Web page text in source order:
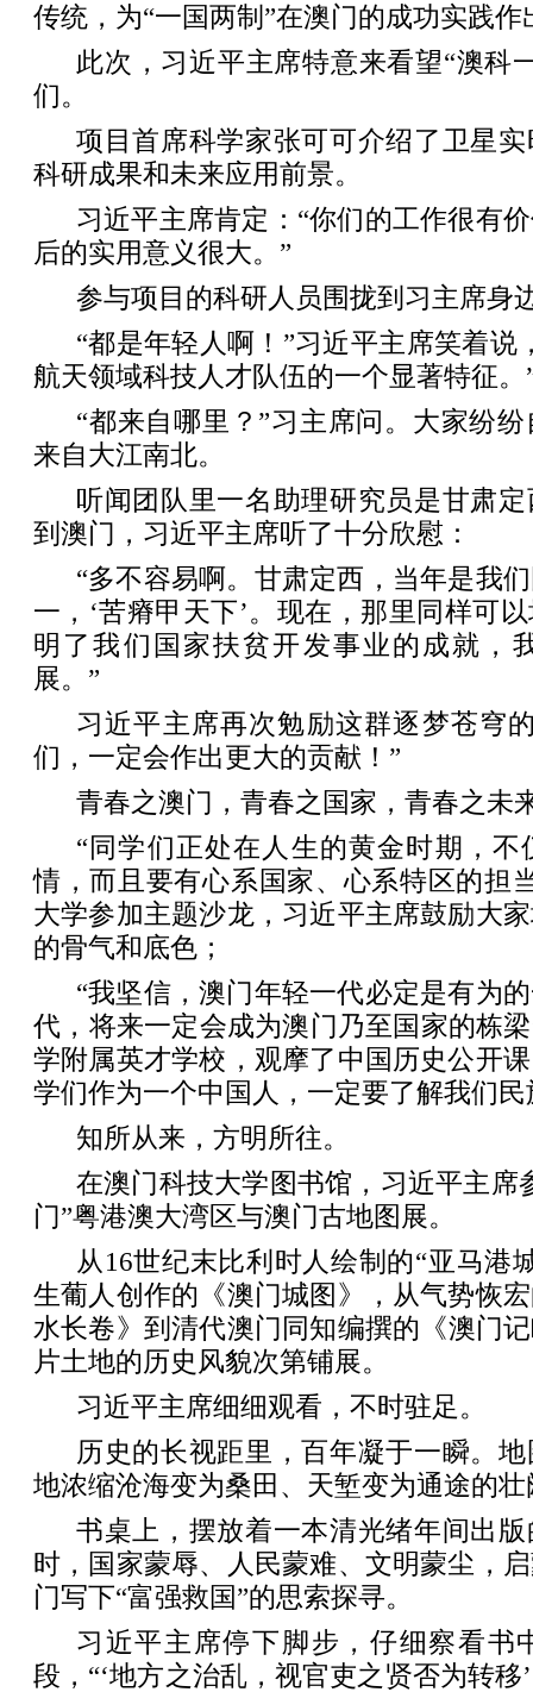
传统，为“一国两制”在澳门的成功实践
此次，习近平主席特意来看望“澳科
们。
项目首席科学家张可可介绍了卫星
科研成果和未来应用前景。
习近平主席肯定：“你们的工作很有
后的实用意义很大。”
参与项目的科研人员围拢到习主席身
“都是年轻人啊！”习近平主席笑着说
航天领域科技人才队伍的一个显著特征。
“都来自哪里？”习主席问。大家纷
来自大江南北。
听闻团队里一名助理研究员是甘肃
到澳门，习近平主席听了十分欣慰：
“多不容易啊。甘肃定西，当年是我
一，‘苦瘠甲天下’。现在，那里同样可
明了我们国家扶贫开发事业的成就，
展。”
习近平主席再次勉励这群逐梦苍穹
们，一定会作出更大的贡献！”
青春之澳门，青春之国家，青春之未
“同学们正处在人生的黄金时期，
情，而且要有心系国家、心系特区的担
大学参加主题沙龙，习近平主席鼓励大
的骨气和底色；
“我坚信，澳门年轻一代必定是有为
代，将来一定会成为澳门乃至国家的栋
学附属英才学校，观摩了中国历史公开
学们作为一个中国人，一定要了解我们
知所从来，方明所往。
在澳门科技大学图书馆，习近平主席
门”粤港澳大湾区与澳门古地图展。
从16世纪末比利时人绘制的“亚马港
生葡人创作的《澳门城图》，从气势恢
水长卷》到清代澳门同知编撰的《澳门
片土地的历史风貌次第铺展。
习近平主席细细观看，不时驻足。
历史的长视距里，百年凝于一瞬。
地浓缩沧海变为桑田、天堑变为通途的
书桌上，摆放着一本清光绪年间出
时，国家蒙辱、人民蒙难、文明蒙尘，
门写下“富强救国”的思索探寻。
习近平主席停下脚步，仔细察看书
段，“‘地方之治乱，视官吏之贤否为转